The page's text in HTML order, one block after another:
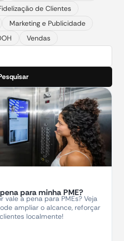
de Clientes
Marketing e Publicidade
Vendas
para minha PME?
a pena para PMEs? Veja
ampliar o alcance, reforçar
localmente!